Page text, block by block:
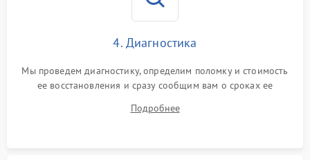
4. Диагностика
Мы проведем диагностику, определим поломку и стоимость
ее восстановления и сразу сообщим вам о сроках ее
Подробнее